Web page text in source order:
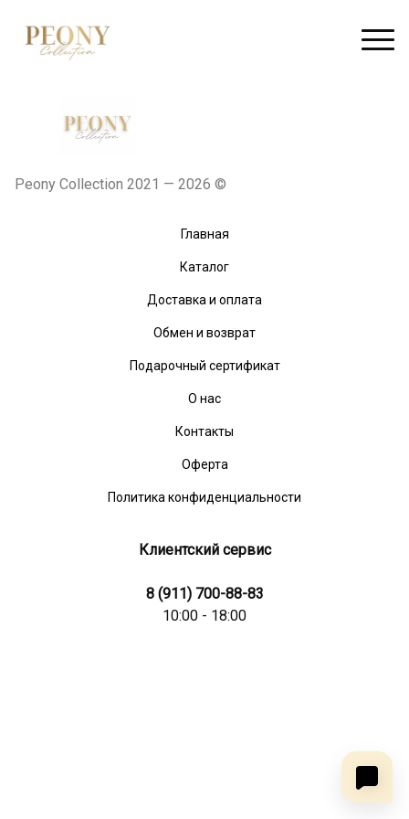
Peony Collection 2021 — 2026 ©
Главная
Каталог
Доставка и оплата
Обмен и возврат
Подарочный сертификат
О нас
Контакты
Оферта
Политика конфиденциальности
Клиентский сервис
8 (911) 700-88-83
10:00 - 18:00